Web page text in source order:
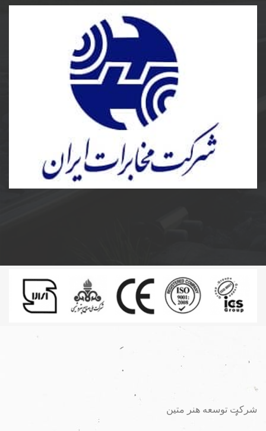
شرکت مخابرات ایران
ساخت و نصب مخزن کامپوزیت و پلی اتیلن و دریچه
مخابرات کامپوزیت به سفارش شرکت مخابرات ایران
شرکت توسعه هنر متین